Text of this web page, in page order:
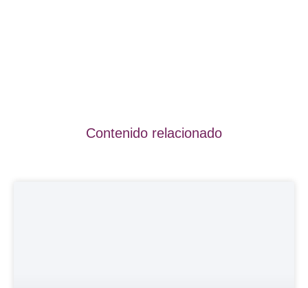
Contenido relacionado